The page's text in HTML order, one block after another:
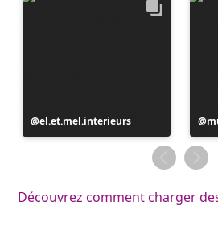
Publication
publiée
el.et.mel.interieurs
par
Découvrez comment charger